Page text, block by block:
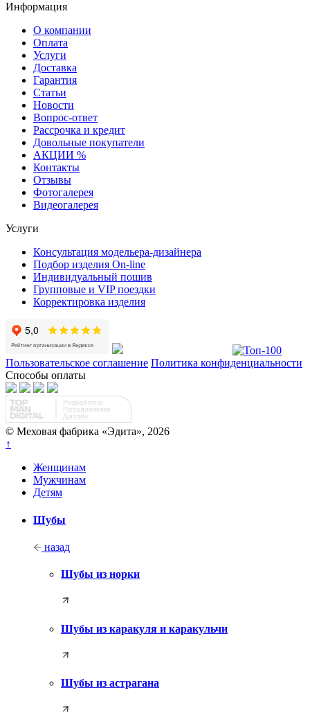
Информация
О компании
Оплата
Услуги
Доставка
Гарантия
Статьи
Новости
Вопрос-ответ
Рассрочка и кредит
Довольные покупатели
АКЦИИ %
Контакты
Отзывы
Фотогалерея
Видеогалерея
Услуги
Консультация модельера-дизайнера
Подбор изделия On-line
Индивидуальный пошив
Групповые и VIP поездки
Корректировка изделия
Пользовательское соглашение Политика конфиденциальности
Способы оплаты
© Меховая фабрика «Эдита», 2026
↑
Женщинам
Мужчинам
Детям
Шубы
назад
Шубы из норки
Шубы из каракуля и каракульчи
Шубы из астрагана